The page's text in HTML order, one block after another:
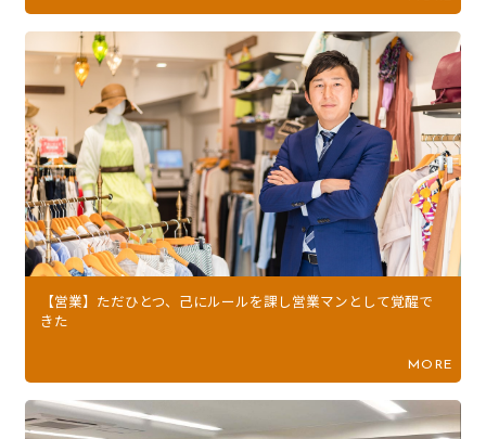
【営業】ただひとつ、己にルールを課し営業マンとして覚醒で
きた
MORE